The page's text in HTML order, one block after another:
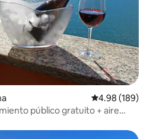
Calificación
4.98 (189)
público gratuito + aire